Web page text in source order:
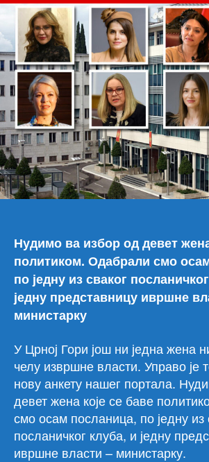
Нудимо ва избор од девет
политиком. Одабрали смо
по једну из сваког
једну представницу ивршне
министарку
У Црној Гори још ни једна жена
челу извршне власти. Управо је
нову анкету нашег портала.
девет жена које се баве
смо осам посланица, по једну из
посланичког клуба, и једну
ивршне власти – министарку.